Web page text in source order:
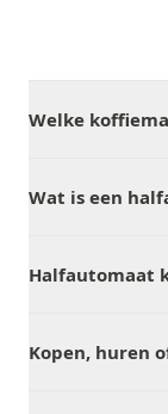
Welke
Wat is een
Halfautomaat
Kopen, huren